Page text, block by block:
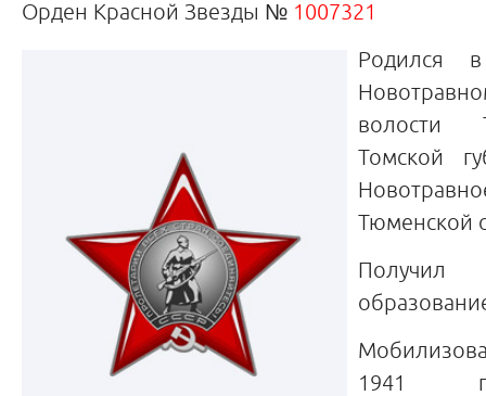
Орден Красной Звезды № 1007321
Родился
волости
Томской
Тюменской
1941